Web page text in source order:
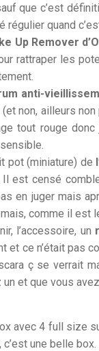
que c’est
régulier quand
Up Remover
rattraper les
anti-
non, ailleurs
tout rouge donc
pot (miniature) de
Il est censé
en juger mais
comme il est
l’accessoire, un
et ce n’était pas
ç se verrait
un et que vous
avec 4 full size
une belle